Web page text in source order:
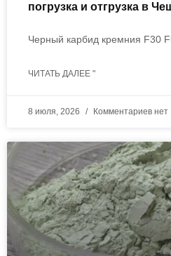
погрузка и отгрузка в
Черный карбид кремния F30
ЧИТАТЬ ДАЛЕЕ "
8 июля, 2026 Комментариев нет